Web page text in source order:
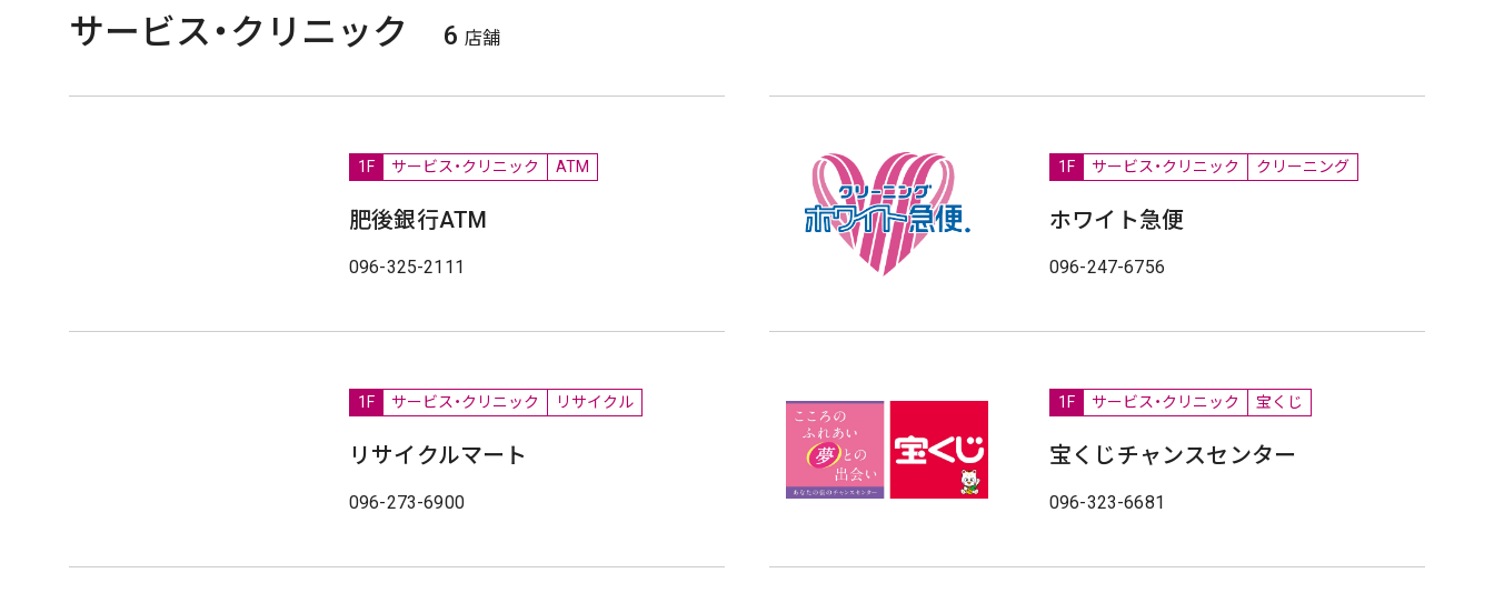
サービス・クリニック 6 店舗
1F サービス・クリニック ATM
肥後銀行ATM
096-325-2111
1F サービス・クリニック クリーニング
ホワイト急便
096-247-6756
1F サービス・クリニック リサイクル
リサイクルマート
096-273-6900
1F サービス・クリニック 宝くじ
宝くじチャンスセンター
096-323-6681